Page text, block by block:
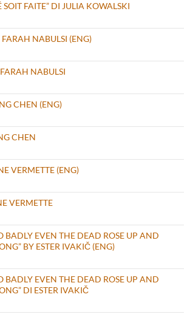
FAITE” DI JULIA KOWALSKI
FARAH NABULSI (ENG)
NABULSI
CHEN (ENG)
CHEN
VERMETTE (ENG)
VERMETTE
BADLY EVEN THE DEAD ROSE UP AND
BY ESTER IVAKIČ (ENG)
BADLY EVEN THE DEAD ROSE UP AND
DI ESTER IVAKIČ